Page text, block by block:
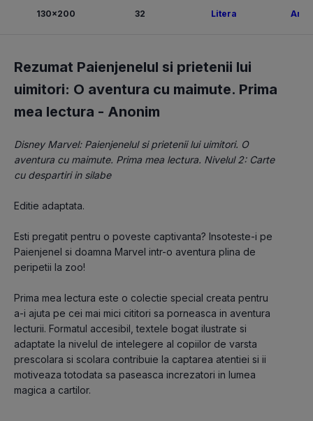
130x200 32 Litera
Rezumat Paienjenelul si prietenii lui
uimitori: O aventura cu maimute. Prima
mea lectura - Anonim
Disney Marvel: Paienjenelul si prietenii lui uimitori. O
aventura cu maimute. Prima mea lectura. Nivelul 2: Carte
cu despartiri in silabe
Editie adaptata.
Esti pregatit pentru o poveste captivanta? Insoteste-i pe
Paienjenel si doamna Marvel intr-o aventura plina de
peripetii la zoo!
Prima mea lectura este o colectie special creata pentru
a-i ajuta pe cei mai mici cititori sa porneasca in aventura
lecturii. Formatul accesibil, textele bogat ilustrate si
adaptate la nivelul de intelegere al copiilor de varsta
prescolara si scolara contribuie la captarea atentiei si ii
motiveaza totodata sa paseasca increzatori in lumea
magica a cartilor.